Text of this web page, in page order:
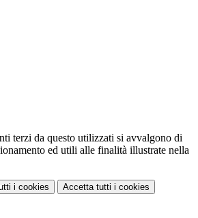
terzi da questo utilizzati si avvalgono di
ed utili alle finalità illustrate nella
i cookies Accetta tutti i cookies